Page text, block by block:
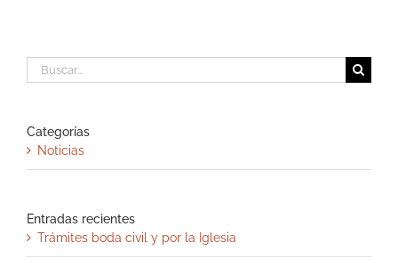
Buscar:
Categorías
Noticias
Entradas recientes
Trámites boda civil y por la Iglesia